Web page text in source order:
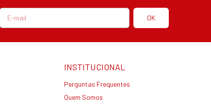
INSTITUCIONAL
Perguntas Frequentes
Quem Somos